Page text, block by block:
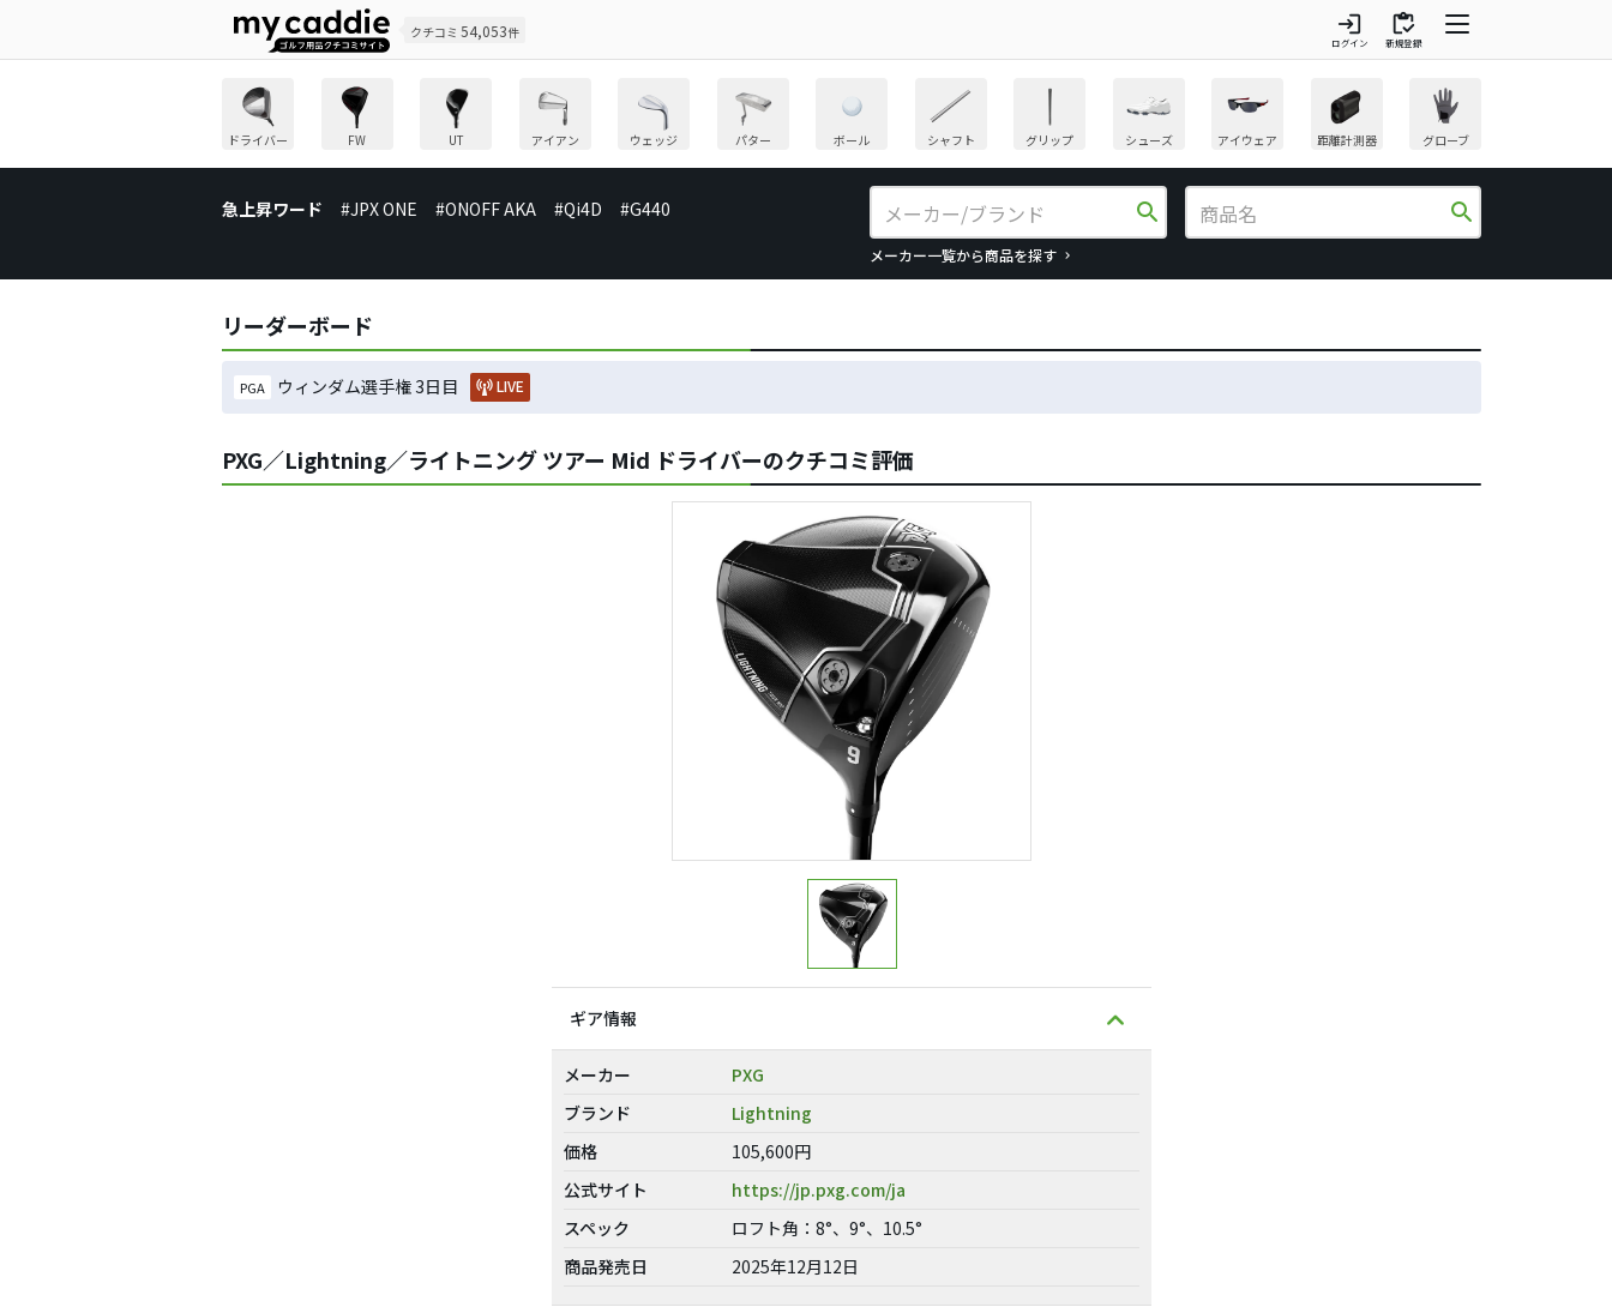
クチコミ 54,053件 login
ログイン
inventory
新規登録
ドライバー FW UT アイアン ウェッジ パター ボール シャフト グリップ シューズ アイウェア 距離計測器 グローブ
急上昇ワード #JPX ONE #ONOFF AKA #Qi4D #G440 search
メーカー一覧から商品を探す
search
リーダーボード
PGA ウィンダム選手権 3日目 LIVE
PXG／Lightning／ライトニング ツアー Mid ドライバーのクチコミ評価
ギア情報
メーカー
PXG
ブランド
Lightning
価格
105,600円
公式サイト
https://jp.pxg.com/ja
スペック
ロフト角：8°、9°、10.5°
商品発売日
2025年12月12日